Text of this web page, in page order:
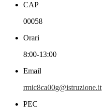
CAP
00058
Orari
8:00-13:00
Email
rmic8ca00g@istruzione.it
PEC